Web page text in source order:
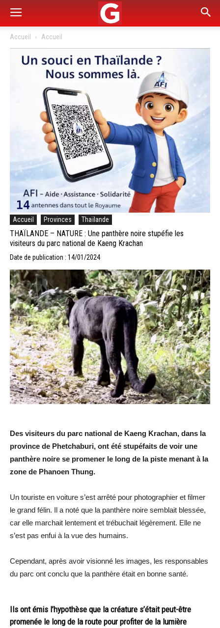
Accueil Accueil
Accueil Provinces Thaïlande
THAÏLANDE – NATURE : Une panthère noire stupéfie les
visiteurs du parc national de Kaeng Krachan
Date de publication : 14/01/2024
Des visiteurs du parc national de Kaeng Krachan, dans la
province de Phetchaburi, ont été stupéfaits de voir une
panthère noire se promener le long de la piste menant à la
zone de Phanoen Thung.
Un touriste en voiture s’est arrêté pour photographier et filmer
le grand félin. Il a noté que la panthère noire semblait blessée,
car elle marchait lentement et trébuchait légèrement. Elle ne
s’est pas enfui à la vue des humains.
Cependant, après avoir visionné les images, les responsables
du parc ont conclu que la panthère était en bonne santé.
Ils ont émis l’hypothèse que la créature s’était peut-être
promenée le long de la route pour profiter de la lumière